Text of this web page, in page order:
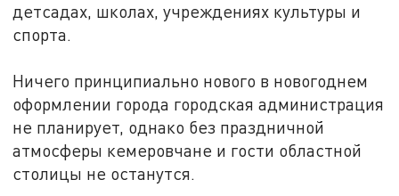
детсадах, школах, учреждениях культуры и
спорта.
Ничего принципиально нового в новогоднем
оформлении города городская администрация
не планирует, однако без праздничной
атмосферы кемеровчане и гости областной
столицы не останутся.